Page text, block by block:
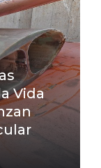
Vida